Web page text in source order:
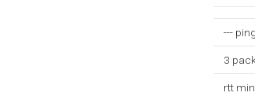
---
3
rtt